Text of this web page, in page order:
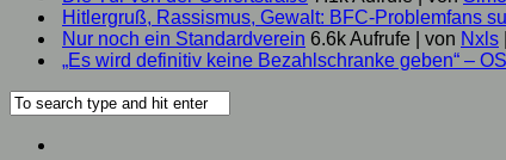
Hitlergruß, Rassismus, Gewalt: BFC-Problemfans
Nur noch ein Standardverein 6.6k Aufrufe von Nxls
„Es wird definitiv keine Bezahlschranke geben“ –